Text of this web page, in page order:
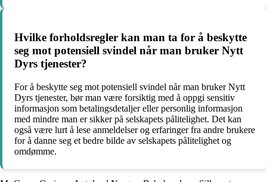
Hvilke forholdsregler kan man ta for å beskytte
seg mot potensiell svindel når man bruker Nytt
Dyrs tjenester?
For å beskytte seg mot potensiell svindel når man bruker Nytt
Dyrs tjenester, bør man være forsiktig med å oppgi sensitiv
informasjon som betalingsdetaljer eller personlig informasjon
med mindre man er sikker på selskapets pålitelighet. Det kan
også være lurt å lese anmeldelser og erfaringer fra andre brukere
for å danne seg et bedre bilde av selskapets pålitelighet og
omdømme.